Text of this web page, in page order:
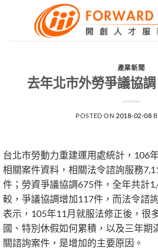
產業新聞
去年北市外勞爭議協
POSTED ON 2018-02-08
台北市勞動力重建運用處統計，106
相關案件資料，相關法令諮詢服務
件；勞資爭議協調675件，全年共計
較，爭議協調增加117件，而法令諮
表示，105年11月就服法修正後，很
國、特別休假如何累積，以及三年期
關諮詢案件，是增加的主要原因。